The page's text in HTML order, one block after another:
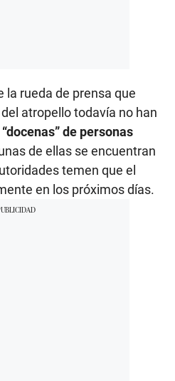
la rueda de prensa que
atropello todavía no han
“docenas” de personas
de ellas se encuentran
temen que el
en los próximos días.